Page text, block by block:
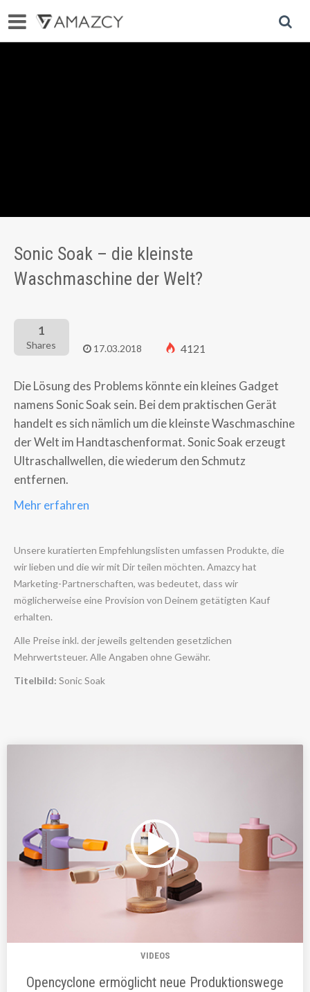
Sonic Soak – die kleinste
Waschmaschine der Welt?
1
Shares 17.03.2018 4121
Die Lösung des Problems könnte ein kleines Gadget
namens Sonic Soak sein. Bei dem praktischen Gerät
handelt es sich nämlich um die kleinste Waschmaschine
der Welt im Handtaschenformat. Sonic Soak erzeugt
Ultraschallwellen, die wiederum den Schmutz
entfernen.
Mehr erfahren
Unsere kuratierten Empfehlungslisten umfassen Produkte, die
wir lieben und die wir mit Dir teilen möchten. Amazcy hat
Marketing-Partnerschaften, was bedeutet, dass wir
möglicherweise eine Provision von Deinem getätigten Kauf
erhalten.
Alle Preise inkl. der jeweils geltenden gesetzlichen
Mehrwertsteuer. Alle Angaben ohne Gewähr.
Titelbild: Sonic Soak
VIDEOS
Opencyclone ermöglicht neue Produktionswege